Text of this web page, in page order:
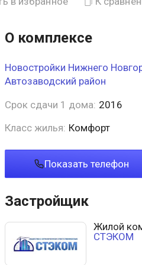
О комплексе
Новостройки Нижнего
Автозаводский район
Срок сдачи 1 дома: 2016
Класс жилья: Комфорт
Показать телефон
Застройщик
Жилой
СТЭКОМ